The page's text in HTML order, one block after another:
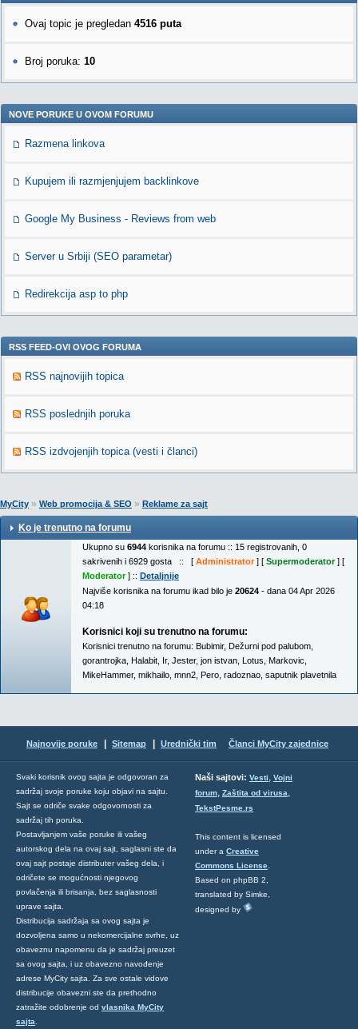
Ovaj topic je pregledan 4516 puta
Broj poruka: 10
NOVE PORUKE U OVOM FORUMU
Razmena linkova
Kupujem ili razmjenjujem backlinkove
Google My Business - Reviews from web
Server u Srbiji (SEO parametar)
Redirekcija asp to php
RSS FEED-OVI OVOG FORUMA
RSS najnovijih topica
RSS poslednjih poruka
RSS izdvojenjih topica (vesti i članci)
MyCity » Web promocija & SEO » Reklame za sajt
Ko je trenutno na forumu
Ukupno su 6944 korisnika na forumu :: 15 registrovanih, 0
sakrivenih i 6929 gosta :: [ Administrator] [ Supermoderator] [
Moderator] :: Detaljnije
Najviše korisnika na forumu ikad bilo je 20624 - dana 04 Apr 2026
04:18
Korisnici koji su trenutno na forumu:
Korisnici trenutno na forumu: Bubimir, Dežurni pod palubom
gorantrojka Halabit Ir, Jester, jon istvan Lotus Markovic
MikeHammer, mikhailo mnn2 Pero radoznao saputnik plavetnila
Najnovije poruke Sitemap Urednički tim Članci MyCity zajednice
Svaki korisnik ovog sajta je odgovoran za
sadržaj svoje poruke koju objavi na sajtu.
Sajt se odriče svake odgovornosti za
sadržaj tih poruka.
Postavljanjem vaše poruke ili vašeg
autorskog dela na ovaj sajt, saglasni ste da
ovaj sajt postaje distributer vašeg dela, i
odričete se mogućnosti njegovog
povlačenja ili brisanja, bez saglasnosti
uprave sajta.
Distribucija sadržaja sa ovog sajta je
dozvoljena samo u nekomercijalne svrhe, uz
obaveznu napomenu da je sadržaj preuzet
sa ovog sajta, i uz obavezno navođenje
adrese MyCity sajta. Za sve ostale vidove
distribucije obavezni ste da prethodno
zatražite odobrenje od vlasnika MyCity
sajta
Naši sajtovi: Vesti, Vojni
forum, Zaštita od virusa,
TekstPesme.rs
This content is licensed
under a Creative
Commons License
Based on phpBB 2,
translated by Simke,
designed by